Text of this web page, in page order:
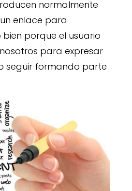
normalmente
enlace para
porque el usuario
para expresar
seguir formando parte